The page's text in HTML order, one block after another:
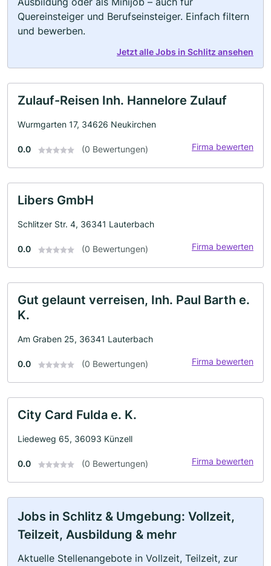
Quereinsteiger und Berufseinsteiger. Einfach filtern
und bewerben.
Jetzt alle Jobs in Schlitz ansehen
Zulauf-Reisen Inh. Hannelore Zulauf
Wurmgarten 17, 34626 Neukirchen
0.0 (0 Bewertungen) Firma bewerten
Libers GmbH
Schlitzer Str. 4, 36341 Lauterbach
0.0 (0 Bewertungen) Firma bewerten
Gut gelaunt verreisen, Inh. Paul Barth e.
K.
Am Graben 25, 36341 Lauterbach
0.0 (0 Bewertungen) Firma bewerten
City Card Fulda e. K.
Liedeweg 65, 36093 Künzell
0.0 (0 Bewertungen) Firma bewerten
Jobs in Schlitz & Umgebung: Vollzeit,
Teilzeit, Ausbildung & mehr
Aktuelle Stellenangebote in Vollzeit, Teilzeit, zur